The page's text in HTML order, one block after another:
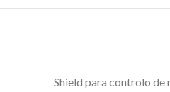
Shield para controlo